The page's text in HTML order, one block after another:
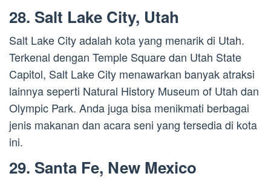
28. Salt Lake City, Utah
Salt Lake City adalah kota yang menarik di Utah.
Terkenal dengan Temple Square dan Utah State
Capitol, Salt Lake City menawarkan banyak atraksi
lainnya seperti Natural History Museum of Utah dan
Olympic Park. Anda juga bisa menikmati berbagai
jenis makanan dan acara seni yang tersedia di kota
ini.
29. Santa Fe, New Mexico